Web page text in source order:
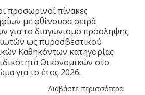
προσωρινοί πίνακες
με φθίνουσα σειρά
για το διαγωνισμό πρόσληψης
ως πυροσβεστικού
Καθηκόντων κατηγορίας
Οικονομικών στο
για το έτος 2026.
Διαβάστε περισσότερα